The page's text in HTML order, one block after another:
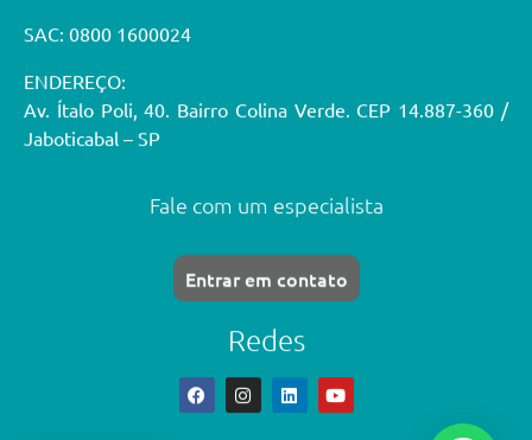
SAC: 0800 1600024
ENDEREÇO:
Av. Ítalo Poli, 40. Bairro Colina Verde. CEP 14.887-360 /
Jaboticabal – SP
Fale com um especialista
Entrar em contato
Redes